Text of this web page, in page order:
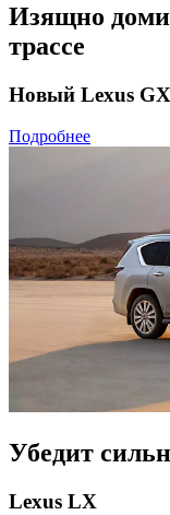
Изящно
трассе
Новый Lexus GX
Подробнее
Убедит
Lexus LX